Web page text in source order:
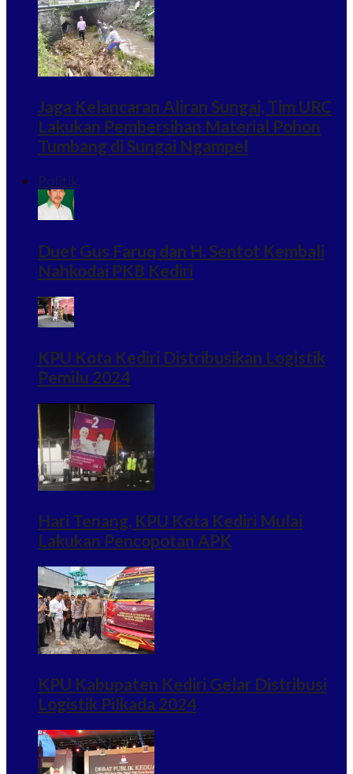
Jaga Kelancaran Aliran Sungai, Tim URC
Lakukan Pembersihan Material Pohon
Tumbang di Sungai Ngampel
Politik
Duet Gus Faruq dan H. Sentot Kembali
Nahkodai PKB Kediri
KPU Kota Kediri Distribusikan Logistik
Pemilu 2024
Hari Tenang, KPU Kota Kediri Mulai
Lakukan Pencopotan APK
KPU Kabupaten Kediri Gelar Distribusi
Logistik Pilkada 2024